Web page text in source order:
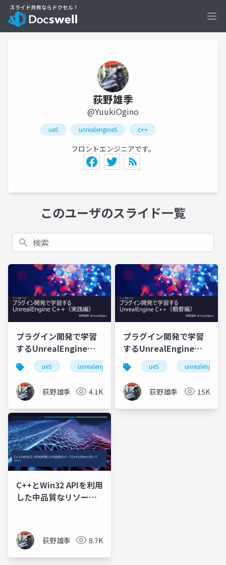
荻野雄季
@YuukiOgino
ue5 unrealengine5 c++
フロントエンジニアです。
このユーザのスライド一覧
検索
プラグイン開発で学習
するUnrealEngine
C++（実践編）
ue5 unrealengine5 c++
荻野雄季 4.1K
プラグイン開発で学習
するUnrealEngine
C++（概要編）
ue5 unrealengine5
荻野雄季 15K
C++とWin32 APIを利用
した中品質なリソース
荻野雄季 8.7K